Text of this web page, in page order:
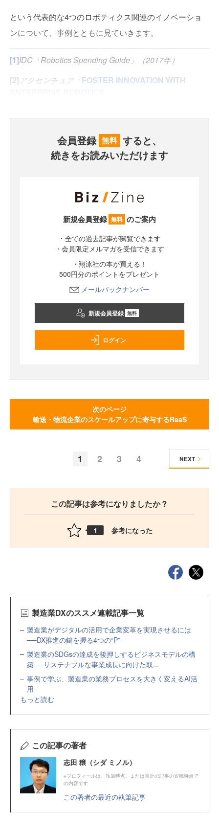
という代表的な4つのロボティクス関連のイノベーショ
ンについて、事例とともに見ていきます。
[1]IDC「Robotics Spending Guide」（2017年）
[2] アクセンチュア「FOSTER INNOVATION WITH
会員登録 無料 すると、
続きをお読みいただけます
新規会員登録 無料 のご案内
・全ての過去記事が閲覧できます
・会員限定メルマガを受信できます
・翔泳社の本が買える！
500円分のポイントをプレゼント
メールバックナンバー
新規会員登録 無料
ログイン
次のページ
輸送・物流企業のスケールアップに寄与するRaaS
1 2 3 4 NEXT
この記事は参考になりましたか？
1 参考になった
製造業DXのススメ連載記事一覧
製造業がデジタルの活用で企業変革を実現させるには
──DX推進の鍵を握る4つの“P”
製造業のSDGsの達成を後押しするビジネスモデルの構
築──サステナブルな事業成長に向けた取...
事例で学ぶ、製造業の業務プロセスを大きく変えるAI活
用
もっと読む
この記事の著者
志田 穣（シダ ミノル）
※プロフィールは、執筆時点、または直近の記事の寄稿時点で
の内容です
この著者の最近の執筆記事